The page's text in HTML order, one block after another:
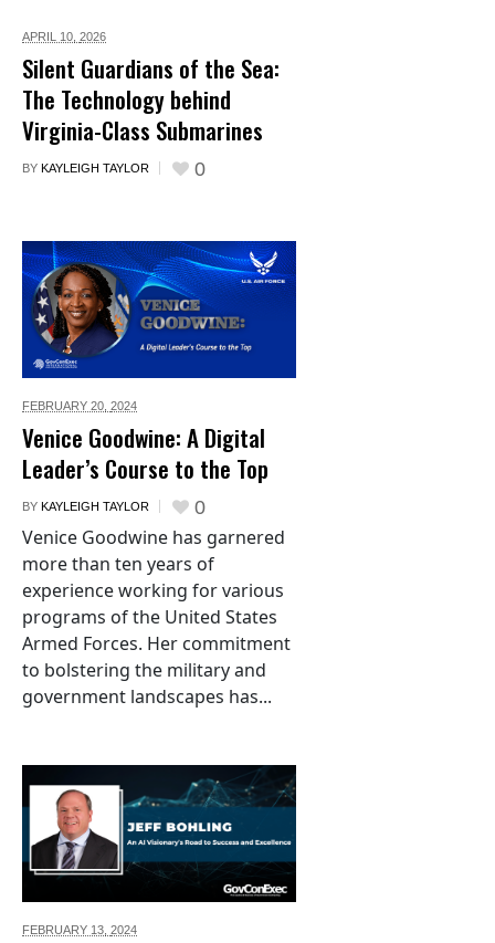
APRIL 10, 2026
Silent Guardians of the Sea:
The Technology behind
Virginia-Class Submarines
BY KAYLEIGH TAYLOR 0
FEBRUARY 20, 2024
Venice Goodwine: A Digital
Leader’s Course to the Top
BY KAYLEIGH TAYLOR 0
Venice Goodwine has garnered
more than ten years of
experience working for various
programs of the United States
Armed Forces. Her commitment
to bolstering the military and
government landscapes has...
FEBRUARY 13, 2024